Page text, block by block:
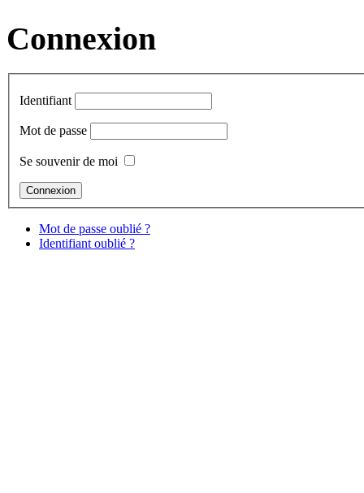
Connexion
Identifiant
Mot de passe
Se souvenir de moi
Mot de passe oublié ?
Identifiant oublié ?